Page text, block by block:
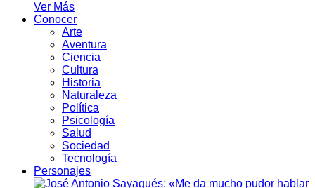
Ver Más
Conocer
Arte
Aventura
Ciencia
Cultura
Historia
Naturaleza
Política
Psicología
Salud
Sociedad
Tecnología
Personajes